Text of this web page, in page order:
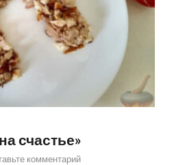
счастье»
комментарий